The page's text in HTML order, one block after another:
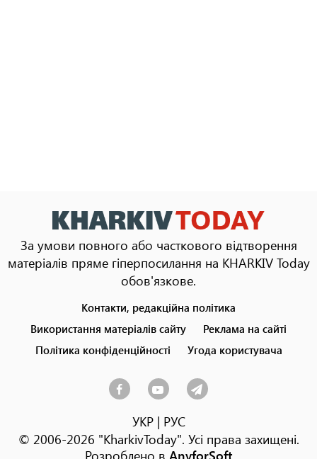
За умови повного або часткового відтворення
матеріалів пряме гіперпосилання на KHARKIV Today
обов'язкове.
menu
Контакти, редакційна політика
Використання матеріалів сайту
Реклама на сайті
Політика конфіденційності
Угода користувача
УКР| РУС
© 2006-2026 "KharkivToday". Усі права захищені.
Розроблено в AnyforSoft